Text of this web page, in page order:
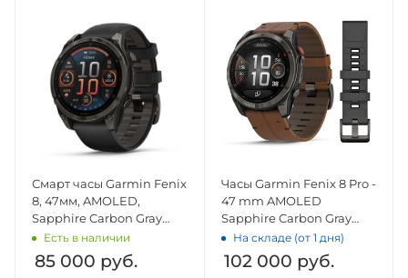
Смарт часы Garmin Fenix
8, 47мм, AMOLED,
Sapphire Carbon Gray
DLC Titanium with
Black/Pebble Gray
Silicone Band
Есть в наличии
85 000 руб.
Часы Garmin Fenix 8 Pro -
47 mm AMOLED
Sapphire Carbon Gray
DLC Titanium / Chestnut
Leather Band
На складе (от 1 дня)
102 000 руб.